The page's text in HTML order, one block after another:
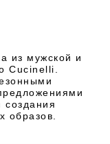
из мужской и
Cucinelli.
создания
образов.